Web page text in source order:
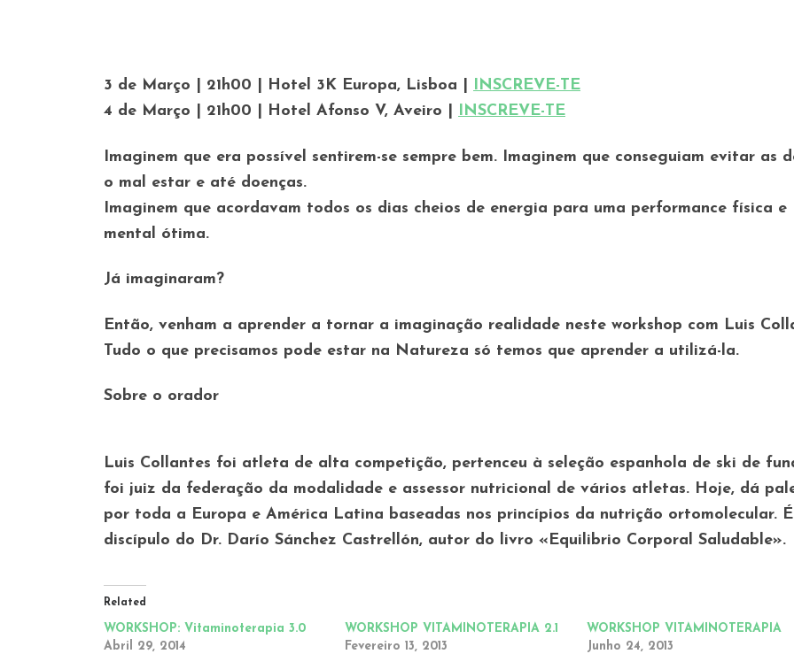
3 de Março | 21h00 | Hotel 3K Europa, Lisboa |
INSCREVE-TE
4 de Março | 21h00 | Hotel Afonso V, Aveiro |
INSCREVE-TE
Imaginem que era possível sentirem-se sempre bem. Imaginem que conseguiam evitar as
o mal estar e até doenças.
Imaginem que acordavam todos os dias cheios de energia para uma performance física e
mental ótima.
Já imaginaram?
Então, venham a aprender a tornar a imaginação realidade neste workshop com Luis
Tudo o que precisamos pode estar na Natureza só temos que aprender a utilizá-la.
Sobre o orador
Luis Collantes foi atleta de alta competição, pertenceu à seleção espanhola de ski de
foi juiz da federação da modalidade e assessor nutricional de vários atletas. Hoje, dá
por toda a Europa e América Latina baseadas nos princípios da nutrição ortomolecular. É
discípulo do Dr. Darío Sánchez Castrellón, autor do livro «Equilibrio Corporal Saludable».
Related
WORKSHOP: Vitaminoterapia 3.0
Abril 29, 2014
WORKSHOP VITAMINOTERAPIA 2.1
Fevereiro 13, 2013
WORKSHOP VITAMINOTERAPIA
Junho 24, 2013